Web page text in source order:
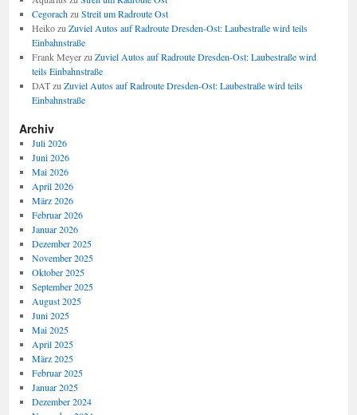
Cegorachzu Streit um Radroute Ost
Heikozu Zuviel Autos auf Radroute Dresden-Ost: Laubestraße wird teils
Einbahnstraße
Frank Meyerzu Zuviel Autos auf Radroute Dresden-Ost: Laubestraße wird
teils Einbahnstraße
DATzu Zuviel Autos auf Radroute Dresden-Ost: Laubestraße wird teils
Einbahnstraße
Archiv
Juli 2026
Juni 2026
Mai 2026
April 2026
März 2026
Februar 2026
Januar 2026
Dezember 2025
November 2025
Oktober 2025
September 2025
August 2025
Juni 2025
Mai 2025
April 2025
März 2025
Februar 2025
Januar 2025
Dezember 2024